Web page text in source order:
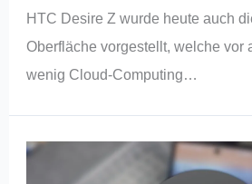
HTC Desire Z wurde heute auch
Oberfläche vorgestellt, welche vor
wenig Cloud-Computing…